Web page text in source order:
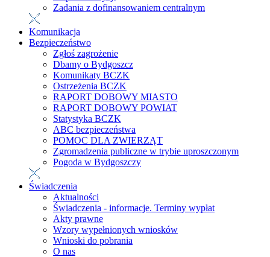
Zadania z dofinansowaniem centralnym
Komunikacja
Bezpieczeństwo
Zgłoś zagrożenie
Dbamy o Bydgoszcz
Komunikaty BCZK
Ostrzeżenia BCZK
RAPORT DOBOWY MIASTO
RAPORT DOBOWY POWIAT
Statystyka BCZK
ABC bezpieczeństwa
POMOC DLA ZWIERZĄT
Zgromadzenia publiczne w trybie uproszczonym
Pogoda w Bydgoszczy
Świadczenia
Aktualności
Świadczenia - informacje. Terminy wypłat
Akty prawne
Wzory wypełnionych wniosków
Wnioski do pobrania
O nas